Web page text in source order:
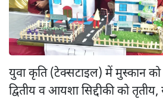
युवा कृति (टेक्सटाइल) में मुस्कान को
द्वितीय व आयशा सिद्दीकी को